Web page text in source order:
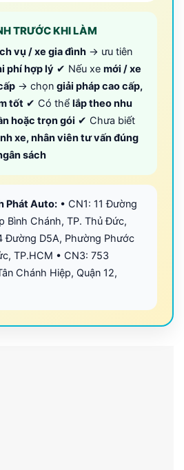
TRƯỚC KHI LÀM
vụ / xe gia đình → ưu tiên
phí hợp lý ✔ Nếu xe mới / xe
→ chọn giải pháp cao cấp,
tốt ✔ Có thể lắp theo nhu
hoặc trọn gói ✔ Chưa biết
xe, nhân viên tư vấn đúng
sách
Phát Auto: • CN1: 11 Đường
Bình Chánh, TP. Thủ Đức,
Đường D5A, Phường Phước
TP.HCM • CN3: 753
Chánh Hiệp, Quận 12,